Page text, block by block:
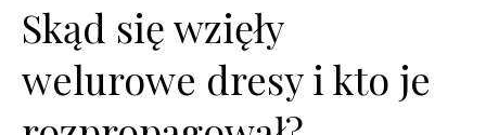
Skąd się wzięły
welurowe dresy i kto je